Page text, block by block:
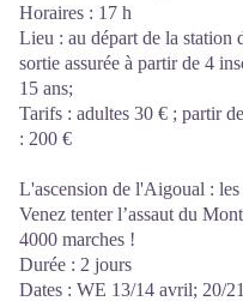
Horaires : 17 h
Lieu : au départ de la station
sortie assurée à partir de 4
15 ans;
​Tarifs : adultes 30 € ; partir
: 200 €
L'ascension de l'Aigoual : les
Venez tenter l’assaut du
4000 marches !
Durée : 2 jours
Dates : WE 13/14 avril; 20/